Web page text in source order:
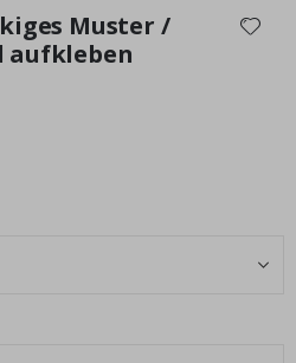
Muster /
aufkleben